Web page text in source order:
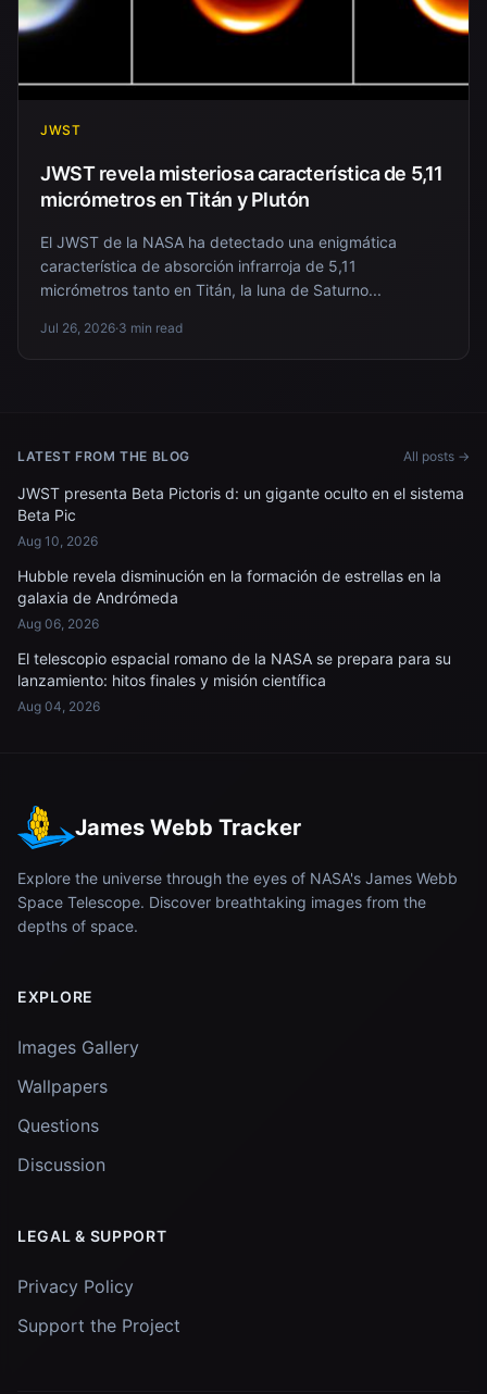
JWST
JWST revela misteriosa característica de 5,11
micrómetros en Titán y Plutón
El JWST de la NASA ha detectado una enigmática
característica de absorción infrarroja de 5,11
micrómetros tanto en Titán, la luna de Saturno...
Jul 26, 2026·3 min read
LATEST FROM THE BLOG All posts →
JWST presenta Beta Pictoris d: un gigante oculto en el sistema
Beta Pic
Aug 10, 2026
Hubble revela disminución en la formación de estrellas en la
galaxia de Andrómeda
Aug 06, 2026
El telescopio espacial romano de la NASA se prepara para su
lanzamiento: hitos finales y misión científica
Aug 04, 2026
James Webb Tracker
Explore the universe through the eyes of NASA's James Webb
Space Telescope. Discover breathtaking images from the
depths of space.
EXPLORE
Images Gallery
Wallpapers
Questions
Discussion
LEGAL & SUPPORT
Privacy Policy
Support the Project